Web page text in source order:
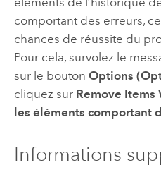
comportant des erreurs,
chances de réussite du
Pour cela, survolez le
sur le bouton Options
cliquez sur Remove Items
les éléments comportant
Informations